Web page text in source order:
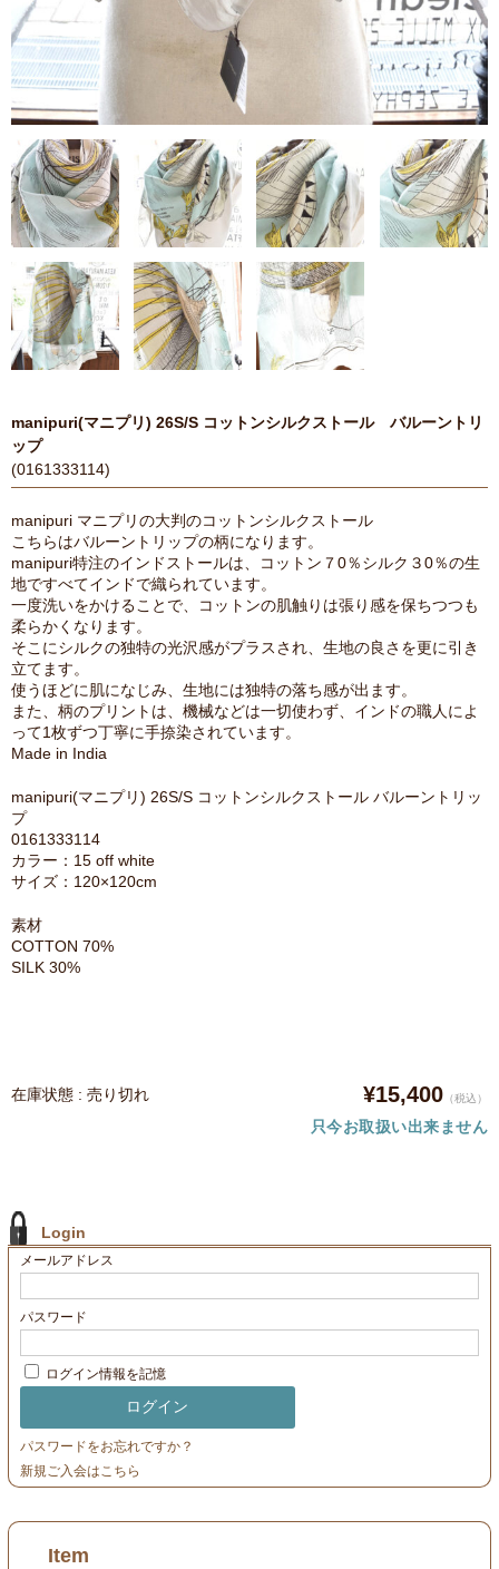
manipuri(マニプリ) 26S/S コットンシルクストール バルーントリ
ップ
(0161333114)
manipuri マニプリの大判のコットンシルクストール
こちらはバルーントリップの柄になります。
manipuri特注のインドストールは、コットン７0％シルク３0％の生
地ですべてインドで織られています。
一度洗いをかけることで、コットンの肌触りは張り感を保ちつつも
柔らかくなります。
そこにシルクの独特の光沢感がプラスされ、生地の良さを更に引き
立てます。
使うほどに肌になじみ、生地には独特の落ち感が出ます。
また、柄のプリントは、機械などは一切使わず、インドの職人によ
って1枚ずつ丁寧に手捺染されています。
Made in India
manipuri(マニプリ) 26S/S コットンシルクストール バルーントリッ
プ
0161333114
カラー：15 off white
サイズ：120×120cm
素材
COTTON 70%
SILK 30%
在庫状態 : 売り切れ ¥15,400 （税込）
只今お取扱い出来ません
Login
メールアドレス
パスワード
ログイン情報を記憶
パスワードをお忘れですか？
新規ご入会はこちら
Item